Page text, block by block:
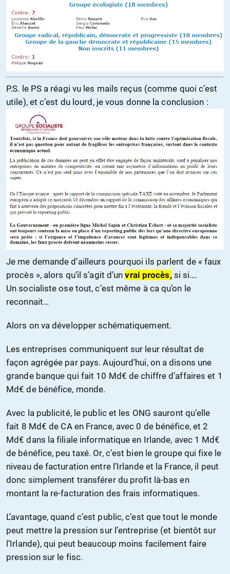
P.S. le PS a réagi vu les mails reçus (comme quoi c’est
utile), et c’est du lourd, je vous donne la conclusion :
Je me demande d’ailleurs pourquoi ils parlent de « faux
procès », alors qu’il s’agit d’unvrai procès,si si….
Un socialiste ose tout, c’est même à ca qu’on le
reconnait…
Alors on va développer schématiquement.
Les entreprises communiquent sur leur résultat de
façon agrégée par pays. Aujourd’hui, on a disons une
grande banque qui fait 10 Md€ de chiffre d’affaires et 1
Md€ de bénéfice, monde.
Avec la publicité, le public et les ONG sauront qu’elle
fait 8 Md€ de CA en France, avec 0 de bénéfice, et 2
Md€ dans la filiale informatique en Irlande, avec 1 Md€
de bénéfice, peu taxé. Or, c’est bien le groupe qui fixe le
niveau de facturation entre l’Irlande et la France, il peut
donc simplement transférer du profit là-bas en
montant la re-facturation des frais informatiques.
L’avantage, quand c’est public, c’est que tout le monde
peut mettre la pression sur l’entreprise (et bientôt sur
l’Irlande), qui peut beaucoup moins facilement faire
pression sur le fisc.